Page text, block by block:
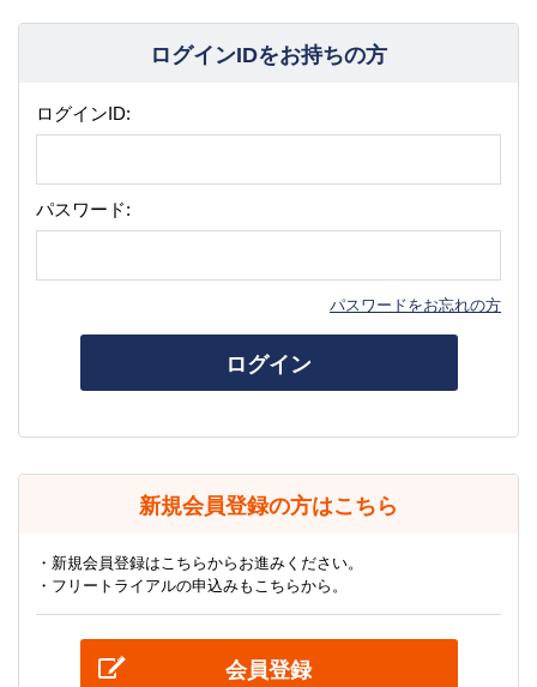
ログインIDをお持ちの方
ログインID:
パスワード:
パスワードをお忘れの方
ログイン
新規会員登録の方はこちら
・新規会員登録はこちらからお進みください。
・フリートライアルの申込みもこちらから。
会員登録